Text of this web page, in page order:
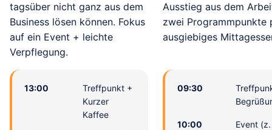
tagsüber nicht ganz aus dem
Business lösen können. Fokus
auf ein Event + leichte
Verpflegung.
Ausstieg aus dem
zwei Programmpunkte
ausgiebiges
13:00
Treffpunkt +
Kurzer
Kaffee
09:30
10:00
Event